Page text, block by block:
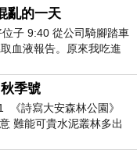
等店家開門也不用
用其極。因為momo
我建議可以上momo
度首選(S316)
亂的一天
子 9:40 從公司騎腳踏車
血液報告。原來我吃進
吸收而是超
季號
《詩寫大安森林公園》
難能可貴水泥叢林多出